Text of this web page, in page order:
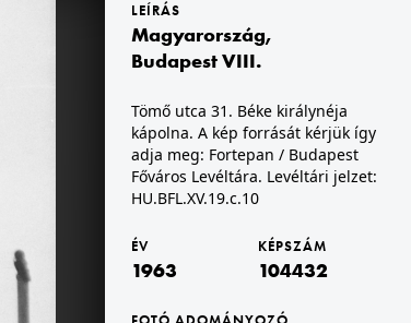
1963 · Budapest V.
Honvéd utca 40. A felvétel az 1963. május 22-én a pincében történt gázrobbanás után készült. A kép forrását kérjük így adja meg: Fortepan / Budapest Főváros Levéltára. Levéltári jelzet: HU.BFL.XV.19.c.10
LEÍRÁS
Magyarország,
Budapest VIII.
Tömő utca 31. Béke királynéja
kápolna. A kép forrását kérjük így
adja meg: Fortepan / Budapest
Főváros Levéltára. Levéltári jelzet:
HU.BFL.XV.19.c.10
ÉV
1963
KÉPSZÁM
104432